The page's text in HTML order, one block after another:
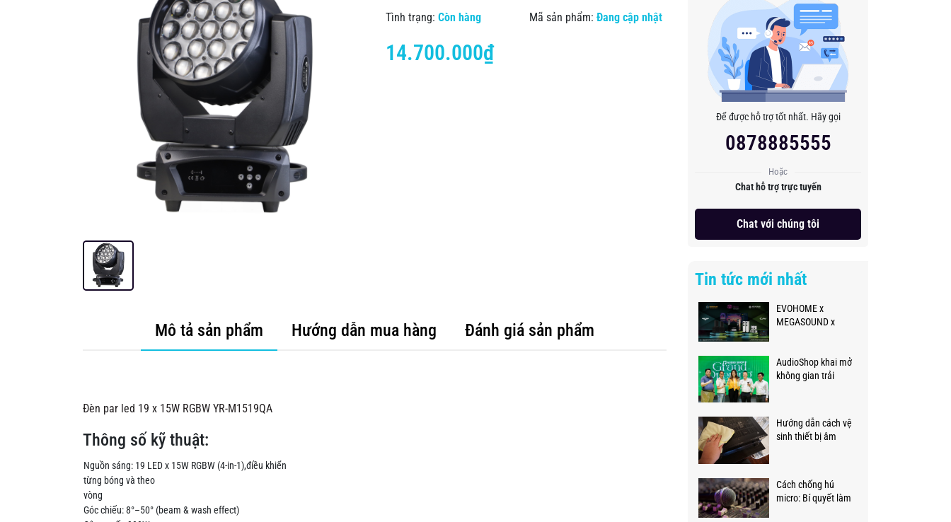
Tình trạng: Còn hàng Mã sản phẩm: Đang cập nhật
14.700.000₫
Mô tả sản phẩm Hướng dẫn mua hàng Đánh giá sản phẩm
Đèn par led 19 x 15W RGBW YR-M1519QA
Thông số kỹ thuật:
Nguồn sáng: 19 LED x 15W RGBW (4-in-1),điều khiển
từng bóng và theo
vòng
Góc chiếu: 8°–50° (beam & wash effect)
Để được hỗ trợ tốt nhất. Hãy gọi
0878885555
Hoặc
Chat hỗ trợ trực tuyến
Chat với chúng tôi
Tin tức mới nhất
EVOHOME x
MEGASOUND x
AudioShop khai mở
không gian trải
chuyên nghiệp
Hướng dẫn cách vệ
sinh thiết bị âm
Cách chống hú
micro: Bí quyết làm